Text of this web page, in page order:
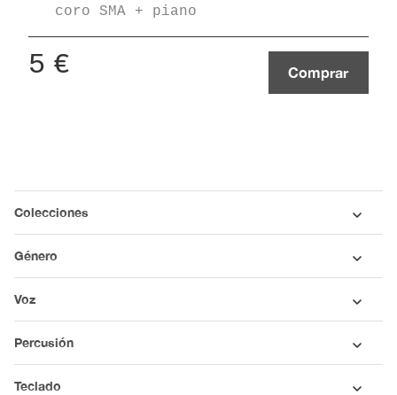
coro SMA + piano
5 € Comprar
Colecciones
Género
Voz
Percusión
Teclado